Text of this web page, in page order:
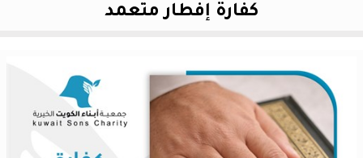
كفارة إفطار متعمد